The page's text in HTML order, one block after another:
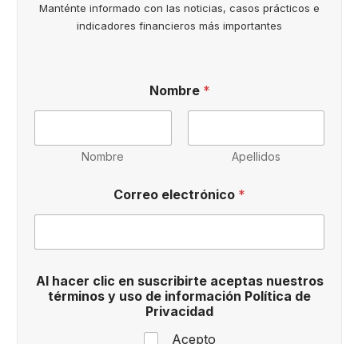
Manténte informado con las noticias, casos prácticos e
indicadores financieros más importantes
u
r
t
P
l
í
t
i
c
Nombre *
Nombre Apellidos
Correo electrónico *
Al hacer clic en suscribirte aceptas nuestros
términos y uso de información Política de
Privacidad
Acepto